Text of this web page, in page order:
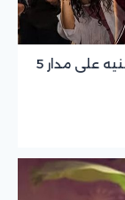
فيلم شمشون ودليلة يتخطى 28 مليون جنيه على مدار 5